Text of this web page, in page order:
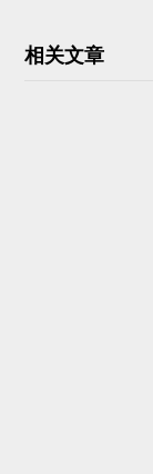
相关文章